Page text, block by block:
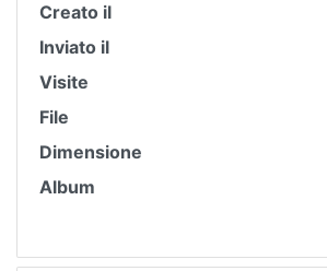
Creato il
Inviato il
Visite
File
Dimensione
Album